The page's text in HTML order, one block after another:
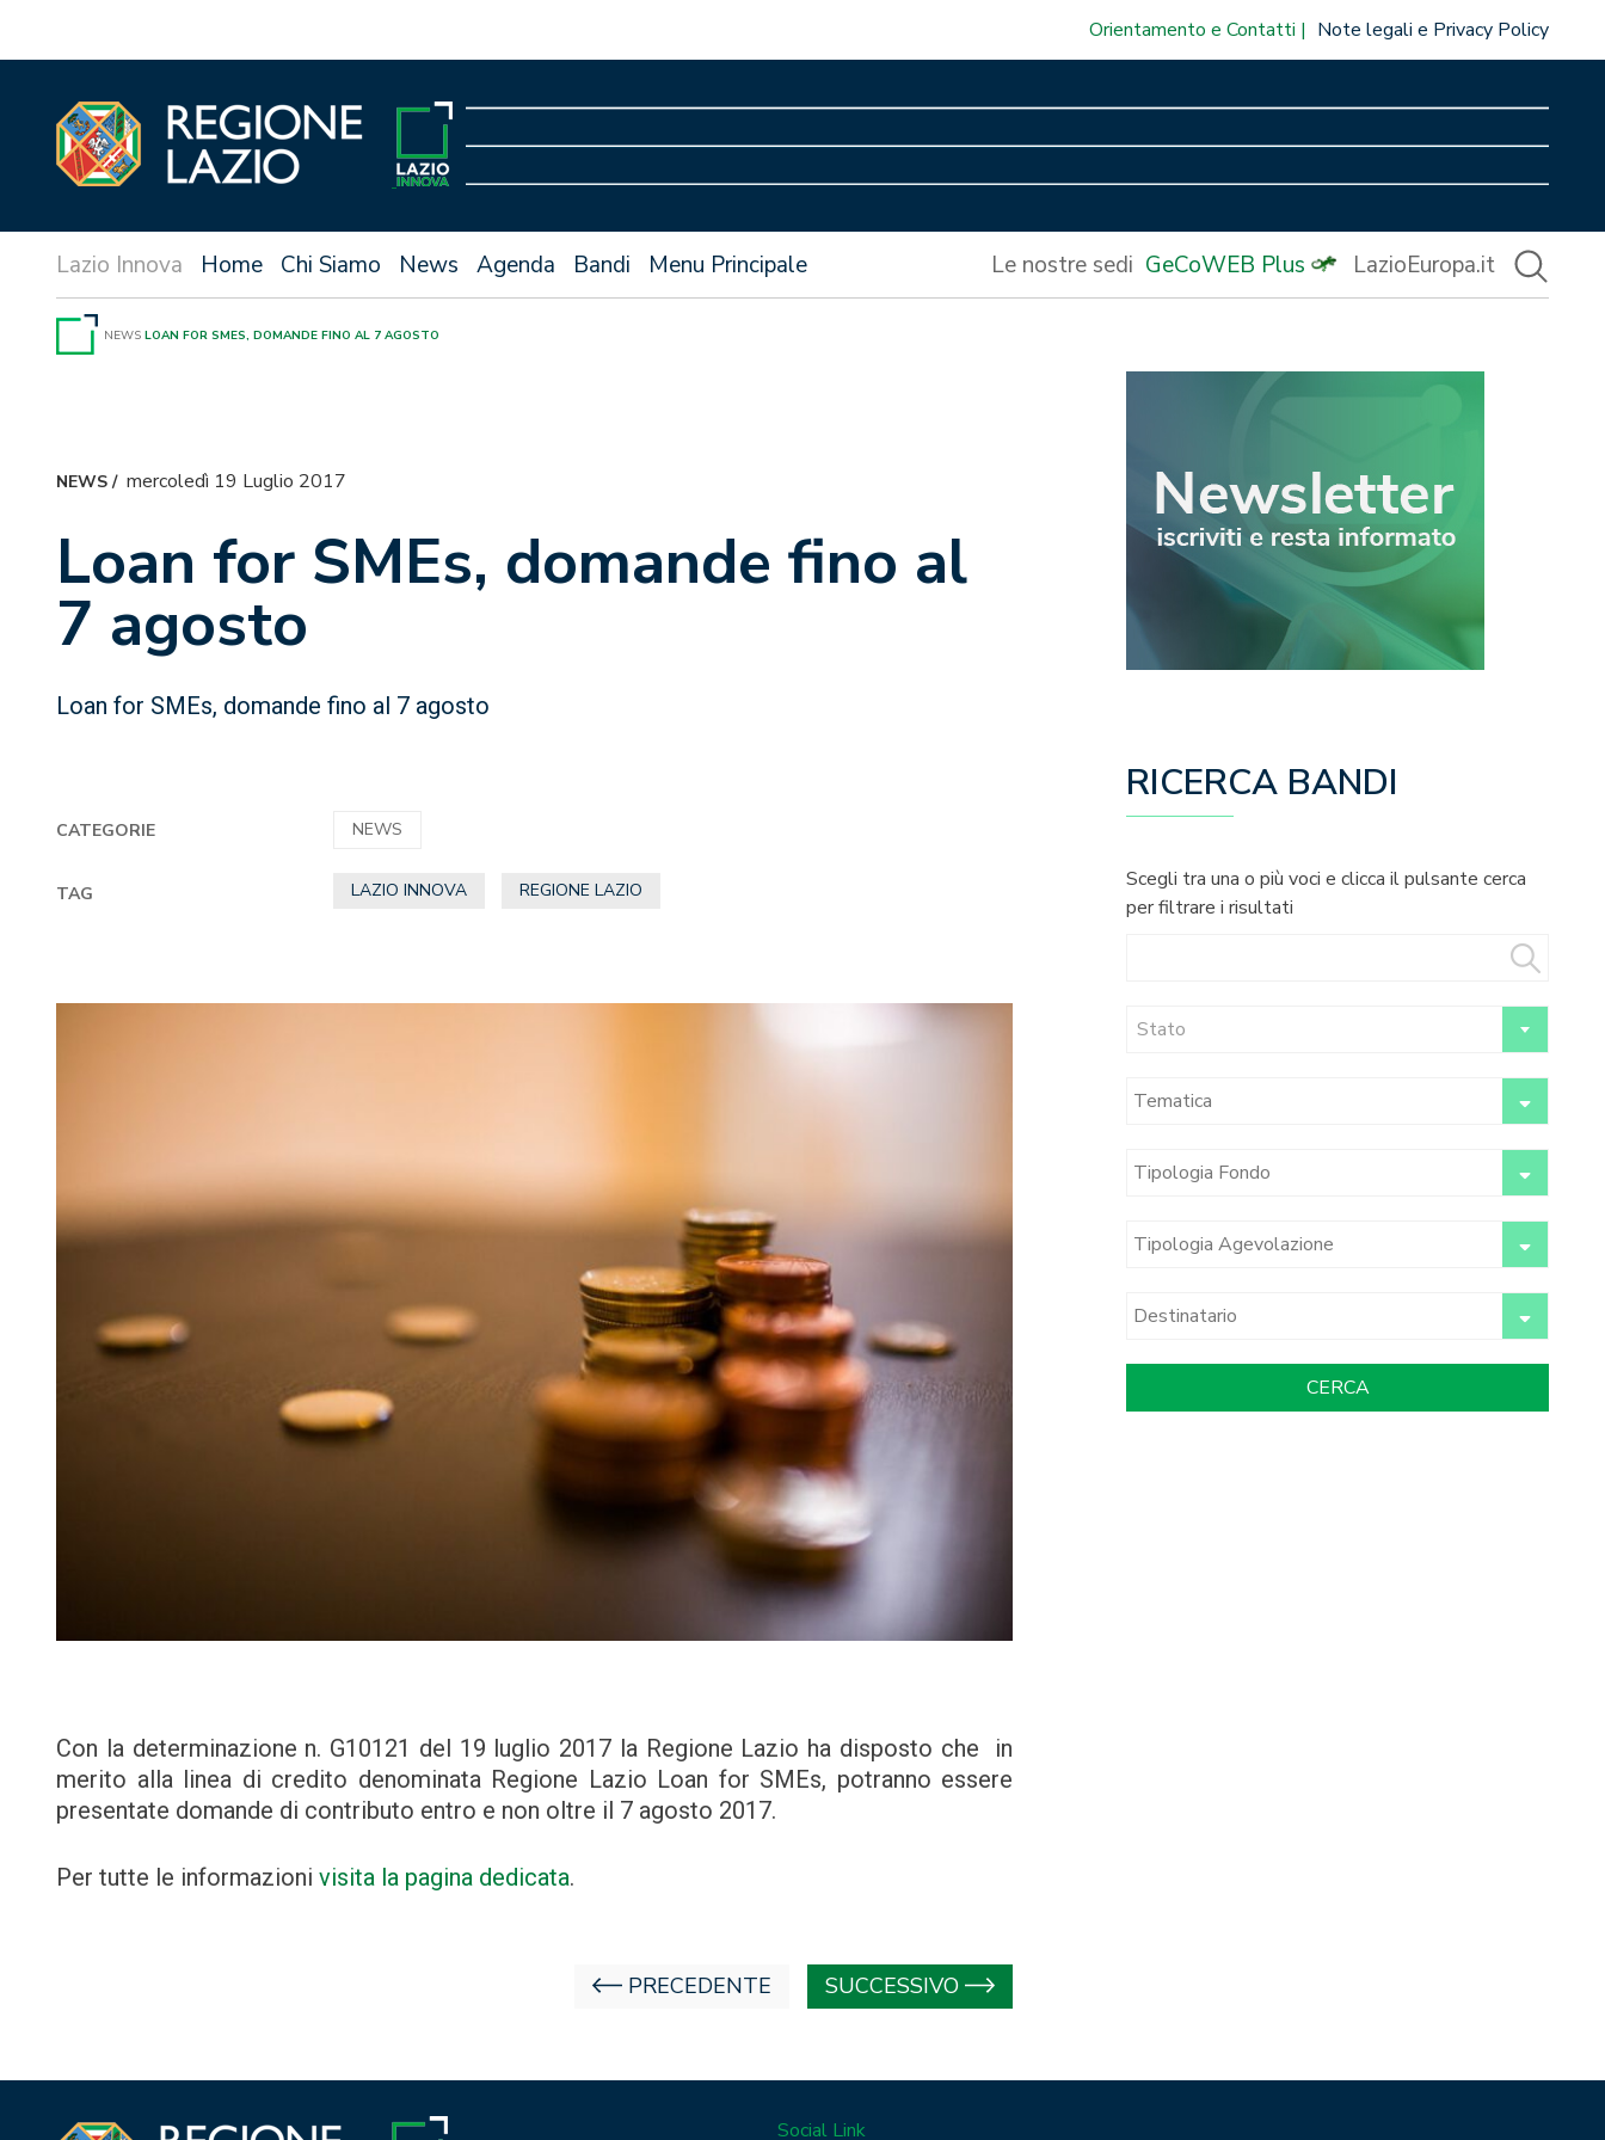
Orientamento e Contatti Note legali e Privacy Policy
Home Chi Siamo News Agenda Bandi Menu Principale Le nostre sedi GeCoWEB Plus LazioEuropa.it
NEWS LOAN FOR SMES, DOMANDE FINO AL 7 AGOSTO
NEWS/ mercoledì 19 Luglio 2017
Loan for SMEs, domande fino al
7 agosto
Loan for SMEs, domande fino al 7 agosto
CATEGORIE NEWS
TAG LAZIO INNOVA REGIONE LAZIO
Con la determinazione n. G10121 del 19 luglio 2017 la Regione Lazio ha disposto che in
merito alla linea di credito denominata Regione Lazio Loan for SMEs, potranno essere
presentate domande di contributo entro e non oltre il 7 agosto 2017.
Per tutte le informazioni visita la pagina dedicata.
PRECEDENTE SUCCESSIVO
RICERCA BANDI
Scegli tra una o più voci e clicca il pulsante cerca
per filtrare i risultati
Stato
Social Link